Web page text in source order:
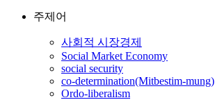
주제어
사회적 시장경제
Social Market Economy
social security
co-determination(Mitbestim-mung)
Ordo-liberalism